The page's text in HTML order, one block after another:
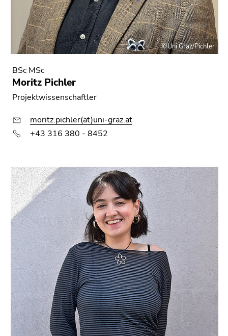
©Uni Graz/Pichler
BSc MSc
Moritz Pichler
Projektwissenschaftler
moritz.pichler(at)uni-graz.at
+43 316 380 - 8452